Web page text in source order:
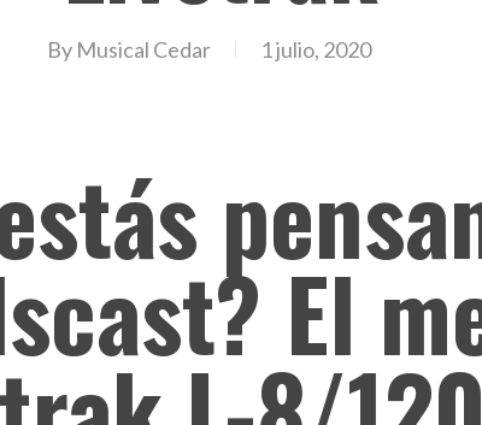
By Musical Cedar 1 julio, 2020
El